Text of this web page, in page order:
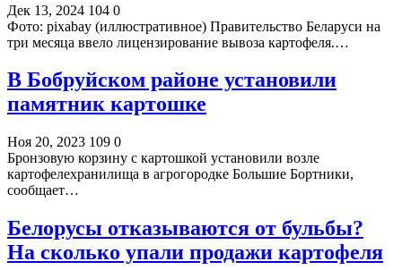
Дек 13, 2024 104 0
Фото: pixabay (иллюстративное) Правительство Беларуси на
три месяца ввело лицензирование вывоза картофеля.…
В Бобруйском районе установили
памятник картошке
Ноя 20, 2023 109 0
Бронзовую корзину с картошкой установили возле
картофелехранилища в агрогородке Большие Бортники,
сообщает…
Белорусы отказываются от бульбы?
На сколько упали продажи картофеля